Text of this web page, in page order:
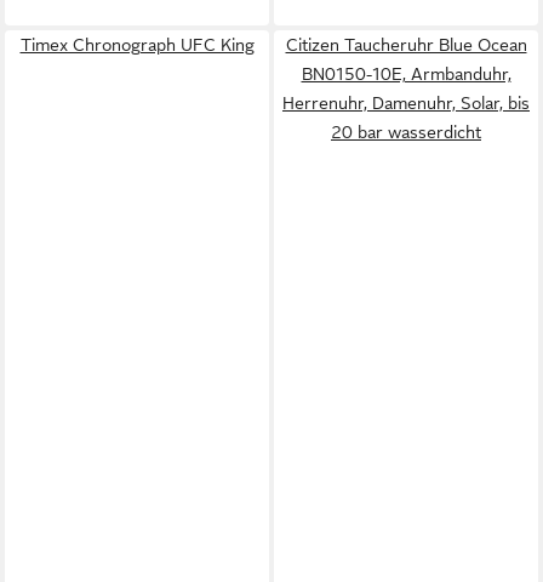
Timex Chronograph UFC King
Citizen Taucheruhr Blue Ocean
BN0150-10E, Armbanduhr,
Herrenuhr, Damenuhr, Solar, bis
20 bar wasserdicht